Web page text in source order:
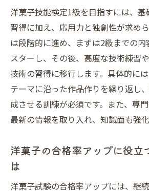
しよう
洋菓子試験の計画的な申込
ール管理
洋菓子検定申し込み時に気
ポイント
洋菓子試験直前にやるべき
とめ
性
リア
洋菓子技能検定1級を目指すには、基
習得に加え、応用力と独創性が求め
は段階的に進め、まずは2級までの内
スターし、その後、高度な技術練習
技術の習得に移行します。具体的に
テーマに沿った作品作りを繰り返し
成させる訓練が必須です。また、専
最新の情報を取り入れ、知識面も強化
洋菓子の合格率アップに役立
は
洋菓子試験の合格率アップには、継